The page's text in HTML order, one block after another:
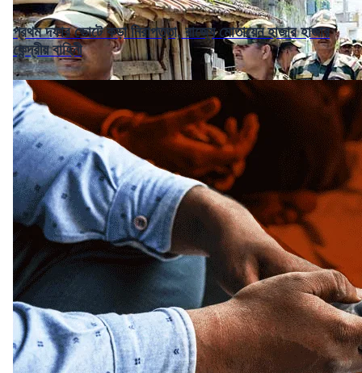
প্রথম দফার ভোটে কড়া নিরাপত্তা, রাজ্যে মোতায়েন হাজার হাজার
কেন্দ্রীয় বাহিনী
প্রথম দফার ভোটে কড়া নিরাপত্তা, রাজ্যে মোতায়েন হাজার হাজার
কেন্দ্রীয় বাহিনী